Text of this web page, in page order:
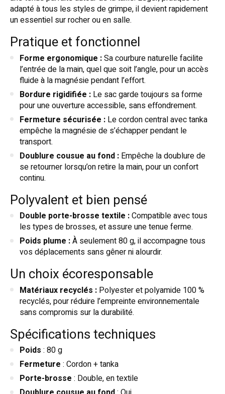
adapté à tous les styles de grimpe, il devient rapidement
un essentiel sur rocher ou en salle.
Pratique et fonctionnel
Forme ergonomique :Sa courbure naturelle facilite
l’entrée de la main, quel que soit l’angle, pour un accès
fluide à la magnésie pendant l’effort.
Bordure rigidifiée : Le sac garde toujours sa forme
pour une ouverture accessible, sans effondrement.
Fermeture sécurisée : Le cordon central avec tanka
empêche la magnésie de s’échapper pendant le
transport.
Doublure cousue au fond : Empêche la doublure de
se retourner lorsqu’on retire la main, pour un confort
continu.
Polyvalent et bien pensé
Double porte-brosse textile :Compatible avec tous
les types de brosses, et assure une tenue ferme.
Poids plume :À seulement 80 g, il accompagne tous
vos déplacements sans gêner ni alourdir.
Un choix écoresponsable
Matériaux recyclés : Polyester et polyamide 100 %
recyclés, pour réduire l’empreinte environnementale
sans compromis sur la durabilité.
Spécifications techniques
Poids : 80 g
Fermeture : Cordon + tanka
Porte-brosse : Double, en textile